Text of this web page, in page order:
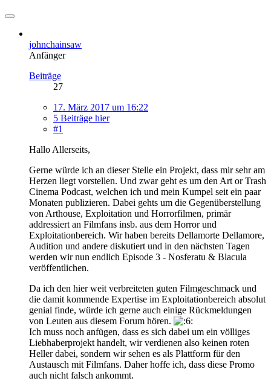
johnchainsaw
Anfänger
Beiträge
27
17. März 2017 um 16:22
5 Beiträge hier
#1
Hallo Allerseits,
Gerne würde ich an dieser Stelle ein Projekt, dass mir sehr am
Herzen liegt vorstellen. Und zwar geht es um den Art or Trash
Cinema Podcast, welchen ich und mein Kumpel seit ein paar
Monaten publizieren. Dabei gehts um die Gegenüberstellung
von Arthouse, Exploitation und Horrorfilmen, primär
addressiert an Filmfans insb. aus dem Horror und
Exploitationbereich. Wir haben bereits Dellamorte Dellamore,
Audition und andere diskutiert und in den nächsten Tagen
werden wir nun endlich Episode 3 - Nosferatu & Blacula
veröffentlichen.
Da ich den hier weit verbreiteten guten Filmgeschmack und
die damit kommende Expertise im Exploitationbereich absolut
genial finde, würde ich gerne auch einige Rückmeldungen
von Leuten aus diesem Forum hören.
Ich muss noch anfügen, dass es sich dabei um ein völliges
Liebhaberprojekt handelt, wir verdienen also keinen roten
Heller dabei, sondern wir sehen es als Plattform für den
Austausch mit Filmfans. Daher hoffe ich, dass diese Promo
auch nicht falsch ankommt.